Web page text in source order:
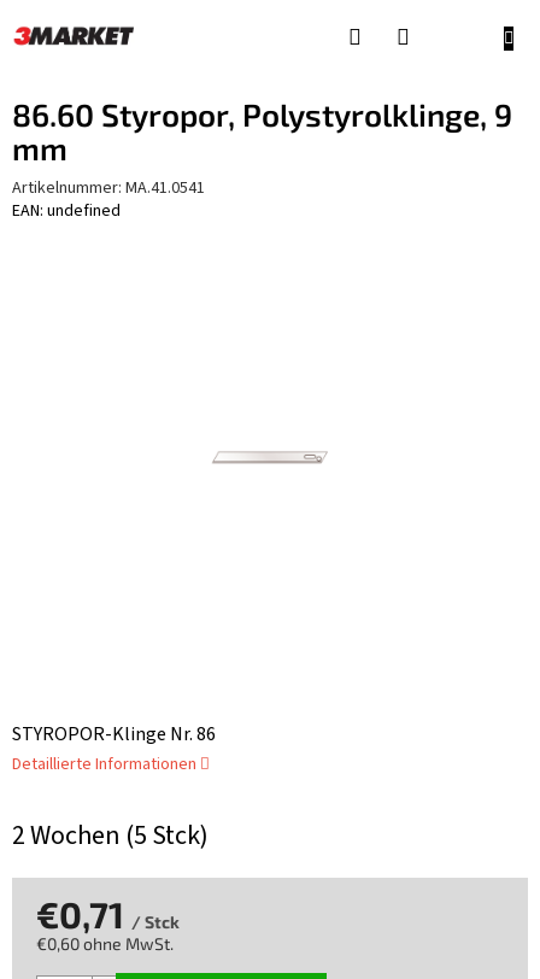
Inhalt
86.60 Styropor, Polystyrolklinge, 9
mm
Artikelnummer: MA.41.0541
EAN: undefined
2 Wochen (5 Stck)
STYROPOR-Klinge Nr. 86
Detaillierte Informationen
€0,71 / Stck
€0,60 ohne MwSt.